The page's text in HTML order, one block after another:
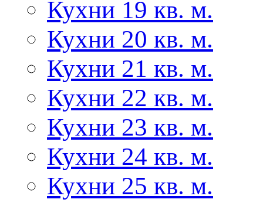
Кухни 19 кв. м.
Кухни 20 кв. м.
Кухни 21 кв. м.
Кухни 22 кв. м.
Кухни 23 кв. м.
Кухни 24 кв. м.
Кухни 25 кв. м.